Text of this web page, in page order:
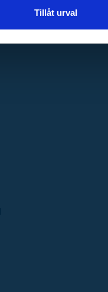
Tillåt urval